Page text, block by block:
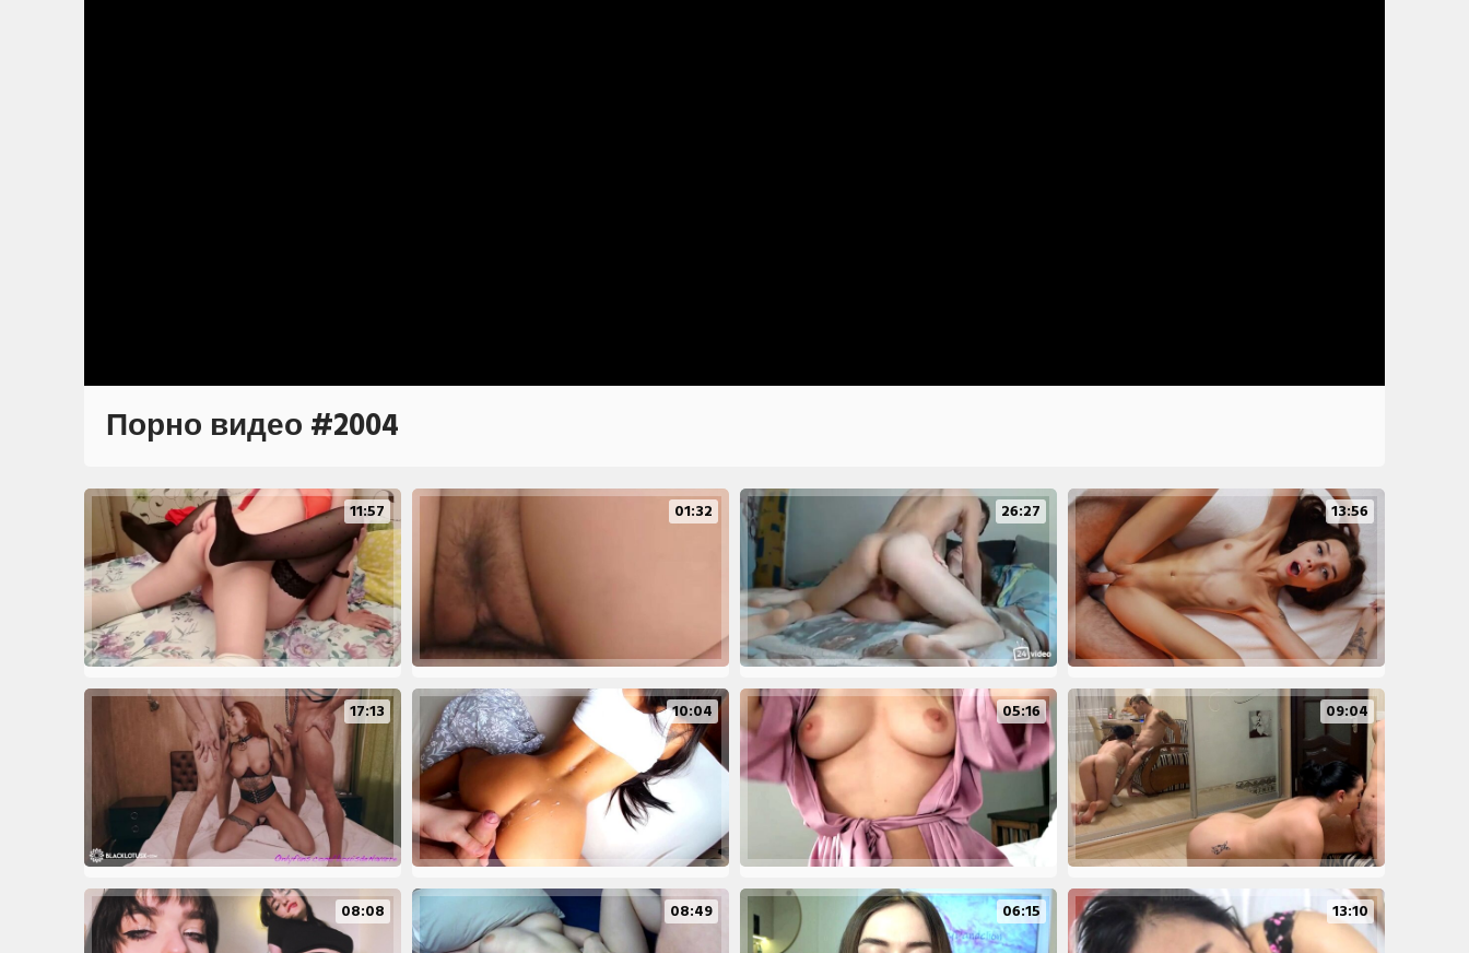
Порно видео #2004
11:57 01:32 26:27 13:56
17:13 10:04 05:16 09:04
08:08 08:49 06:15 13:10